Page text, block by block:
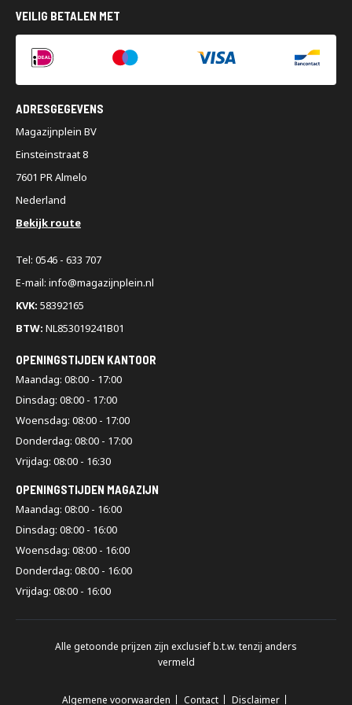
VEILIG BETALEN MET
ADRESGEGEVENS
Magazijnplein BV
Einsteinstraat 8
7601 PR Almelo
Nederland
Bekijk route
Tel: 0546 - 633 707
E-mail: info@magazijnplein.nl
KVK: 58392165
BTW: NL853019241B01
OPENINGSTIJDEN KANTOOR
Maandag: 08:00 - 17:00
Dinsdag: 08:00 - 17:00
Woensdag: 08:00 - 17:00
Donderdag: 08:00 - 17:00
Vrijdag: 08:00 - 16:30
OPENINGSTIJDEN MAGAZIJN
Maandag: 08:00 - 16:00
Dinsdag: 08:00 - 16:00
Woensdag: 08:00 - 16:00
Donderdag: 08:00 - 16:00
Vrijdag: 08:00 - 16:00
Alle getoonde prijzen zijn exclusief b.t.w. tenzij anders
vermeld
Algemene voorwaarden Contact Disclaimer